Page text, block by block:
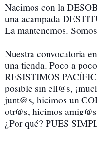
Nacimos con la
una acampada
La mantenemos.
Nuestra convocatoria
una tienda. Poco a
RESISTIMOS
posible sin ell@s,
junt@s, hicimos un
otr@s, hicimos
¿Por qué? PUES